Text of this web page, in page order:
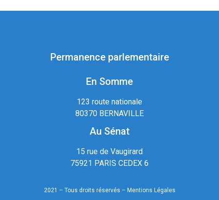
Permanence parlementaire
En Somme
123 route nationale
80370 BERNAVILLE
Au Sénat
15 rue de Vaugirard
75921 PARIS CEDEX 6
2021 – Tous droits réservés – Mentions Légales